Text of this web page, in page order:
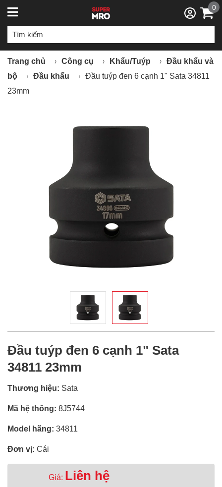
0
Trang chủ Công cụ Khẩu/Tuýp
Đầu khẩu và
bộ
Đầu khẩu
Đầu tuýp đen 6 cạnh 1" Sata 34811
23mm
Đầu tuýp đen 6 cạnh 1" Sata
34811 23mm
Thương hiệu: Sata
Mã hệ thống: 8J5744
Model hãng: 34811
Đơn vị: Cái
Giá: Liên hệ